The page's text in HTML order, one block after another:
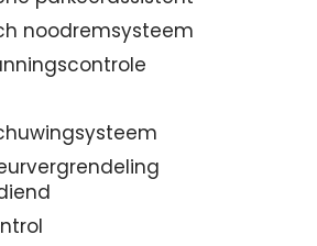
noodremsysteem